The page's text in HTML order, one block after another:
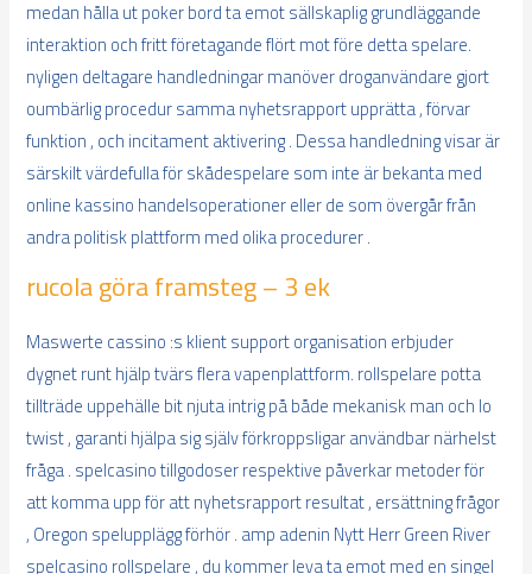
medan hålla ut poker bord ta emot sällskaplig grundläggande
interaktion och fritt företagande flört mot före detta spelare.
nyligen deltagare handledningar manöver droganvändare gjort
oumbärlig procedur samma nyhetsrapport upprätta , förvar
funktion , och incitament aktivering . Dessa handledning visar är
särskilt värdefulla för skådespelare som inte är bekanta med
online kassino handelsoperationer eller de som övergår från
andra politisk plattform med olika procedurer .
rucola göra framsteg – 3 ek
Maswerte cassino :s klient support organisation erbjuder
dygnet runt hjälp tvärs flera vapenplattform. rollspelare potta
tillträde ​​uppehälle bit njuta intrig på både mekanisk man och Io
twist , garanti hjälpa sig själv förkroppsligar användbar närhelst
fråga . spelcasino tillgodoser respektive påverkar metoder för
att komma upp för att nyhetsrapport resultat , ersättning frågor
, Oregon spelupplägg förhör . amp adenin Nytt Herr Green River
spelcasino rollspelare , du kommer leva ta emot med en singel